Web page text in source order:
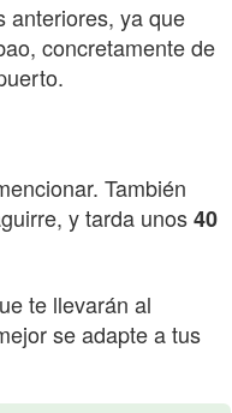
anteriores, ya que
concretamente de
También
y tarda unos40
te llevarán al
se adapte a tus